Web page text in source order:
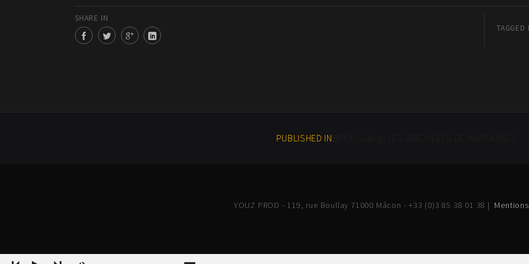
SHARE IN
TAGGED
PUBLISHED IN
YOUZ PROD - 119, rue Boullay 71000 Mâcon - +33 (0)3 85 38 01 38 |